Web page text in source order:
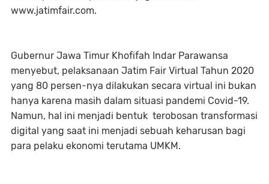
www.jatimfair.com.
Gubernur Jawa Timur Khofifah Indar Parawansa
menyebut, pelaksanaan Jatim Fair Virtual Tahun 2020
yang 80 persen-nya dilakukan secara virtual ini bukan
hanya karena masih dalam situasi pandemi Covid-19.
Namun, hal ini menjadi bentuk terobosan transformasi
digital yang saat ini menjadi sebuah keharusan bagi
para pelaku ekonomi terutama UMKM.